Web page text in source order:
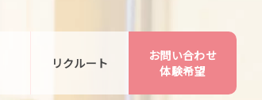
リクルート
お問い合わせ
体験希望